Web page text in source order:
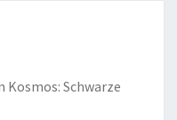
Schwarze